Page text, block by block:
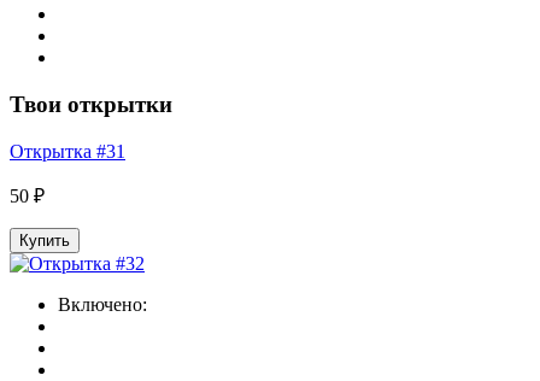
Твои открытки
Открытка #31
50 ₽
Купить
Включено: